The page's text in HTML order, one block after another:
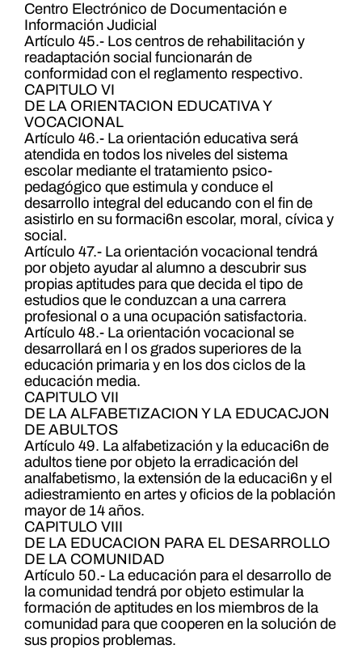
Centro Electrónico de Documentación e
Información Judicial
Artículo 45.- Los centros de rehabilitación y
readaptación social funcionarán de
conformidad con el reglamento respectivo.
CAPITULO VI
DE LA ORIENTACION EDUCATIVA Y
VOCACIONAL
Artículo 46.- La orientación educativa será
atendida en todos los niveles del sistema
escolar mediante el tratamiento psico-
pedagógico que estimula y conduce el
desarrollo integral del educando con el fin de
asistirlo en su formaci6n escolar, moral, cívica y
social.
Artículo 47.- La orientación vocacional tendrá
por objeto ayudar al alumno a descubrir sus
propias aptitudes para que decida el tipo de
estudios que le conduzcan a una carrera
profesional o a una ocupación satisfactoria.
Artículo 48.- La orientación vocacional se
desarrollará en l os grados superiores de la
educación primaria y en los dos ciclos de la
educación media.
CAPITULO VII
DE LA ALFABETIZACION Y LA EDUCACJON
DE ABULTOS
Artículo 49. La alfabetización y la educaci6n de
adultos tiene por objeto la erradicación del
analfabetismo, la extensión de la educaci6n y el
adiestramiento en artes y oficios de la población
mayor de 14 años.
CAPITULO VIII
DE LA EDUCACION PARA EL DESARROLLO
DE LA COMUNIDAD
Artículo 50.- La educación para el desarrollo de
la comunidad tendrá por objeto estimular la
formación de aptitudes en los miembros de la
comunidad para que cooperen en la solución de
sus propios problemas.